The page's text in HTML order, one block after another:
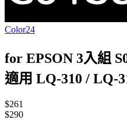
Color24
for EPSON 3入組
適用 LQ-310 / LQ-
$261
$290